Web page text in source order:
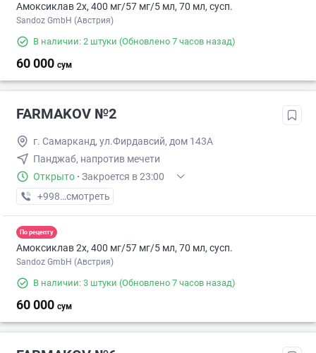
Амоксиклав 2х, 400 мг/57 мг/5 мл, 70 мл, сусп.
Sandoz GmbH (Австрия)
В наличии: 2 штуки (Обновлено 7 часов назад)
60 000 сум
FARMAKOV №2
г. Самарканд, ул.Фирдавсий, дом 143А
Панджаб, напротив мечети
Открыто · Закроется в 23:00
+998 (95) XXX-XX-XX
смотреть
По рецепту
Амоксиклав 2х, 400 мг/57 мг/5 мл, 70 мл, сусп.
Sandoz GmbH (Австрия)
В наличии: 3 штуки (Обновлено 7 часов назад)
60 000 сум